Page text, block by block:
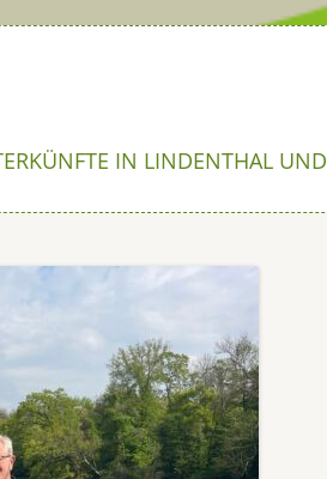
Skip
IN LINDENTHAL